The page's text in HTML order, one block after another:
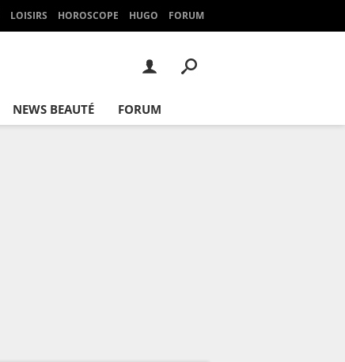
LOISIRS HOROSCOPE HUGO FORUM
NEWS BEAUTÉ FORUM